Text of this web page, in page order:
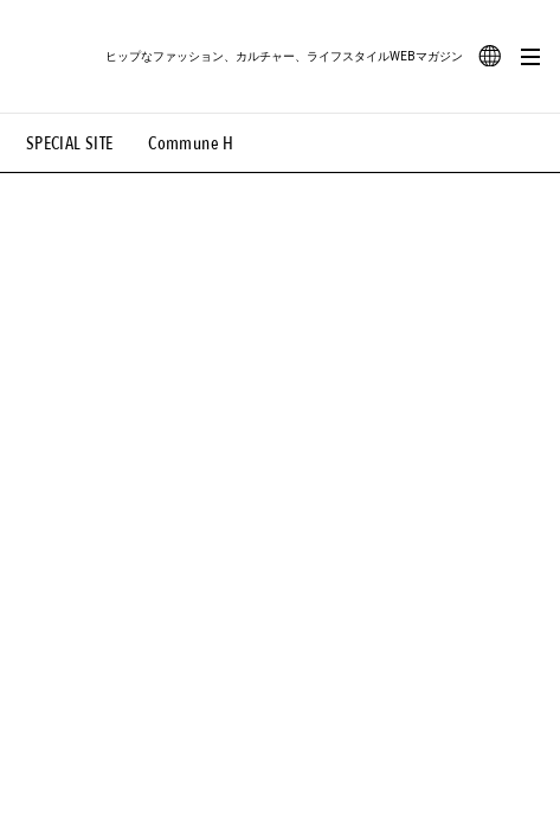
SPECIAL SITE Commune H
ヒップなファッション、カルチャー、ライフスタイルWEBマガジン
#路地裏てぃーん。 #MONTHLY JOURNAL
#MOVIE #LIFESTYLE #SNEAKER #OUTDOOR